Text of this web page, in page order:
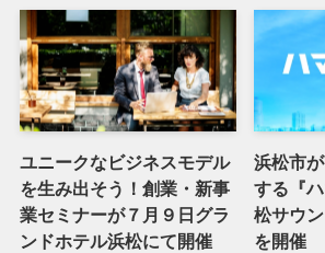
ユニークなビジネスモデル
を生み出そう！創業・新事
業セミナーが７月９日グラ
ンドホテル浜松にて開催
浜松市
する『
松サウ
を開催